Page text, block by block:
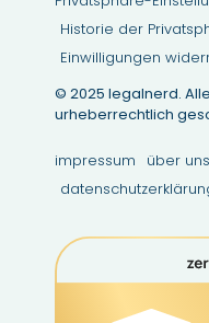
Historie der
Einwilligungen
© 2025 legalnerd.
urheberrechtlich
impressum über uns